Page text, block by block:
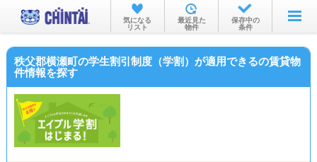
お部屋を探す
沿線・駅から
気になる
リスト
最近見た
物件
保存中の
条件
秩父郡横瀬町の学生割引制度（学割）が適用できるの賃貸物
件情報を探す